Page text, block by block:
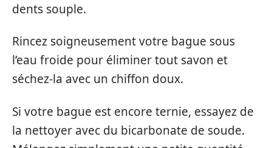
dents souple.
Rincez soigneusement votre bague sous
l’eau froide pour éliminer tout savon et
séchez-la avec un chiffon doux.
Si votre bague est encore ternie, essayez de
la nettoyer avec du bicarbonate de soude.